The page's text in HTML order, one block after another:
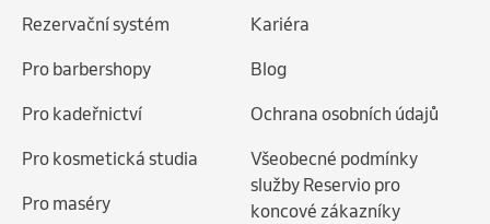
Rezervační systém
Pro barbershopy
Pro kadeřnictví
Pro kosmetická studia
Pro maséry
Kariéra
Blog
Ochrana osobních údajů
Všeobecné podmínky
služby Reservio pro
koncové zákazníky